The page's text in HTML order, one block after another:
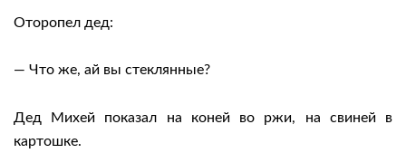
Оторопел дед:
— Что же, ай вы стеклянные?
Дед Михей показал на коней во ржи, на свиней в
картошке.